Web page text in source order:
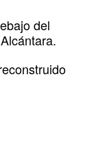
del